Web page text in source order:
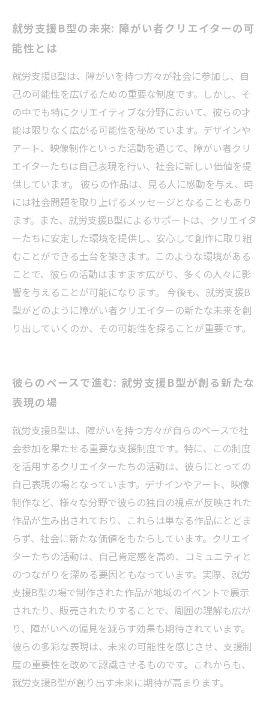
未来への影響: 就労支援B型の活動が社会に与え
る価値
未来を創る力: 就労支援B型におけるクリエイタ
ーの成長
共に描く未来: 就労支援B型が拓く新たな可能性
就労支援B型の未来: 障がい者クリエイターの可
能性とは
就労支援B型は、障がいを持つ方々が社会に参加し、自
己の可能性を広げるための重要な制度です。しかし、そ
の中でも特にクリエイティブな分野において、彼らの才
能は限りなく広がる可能性を秘めています。デザインや
アート、映像制作といった活動を通じて、障がい者クリ
エイターたちは自己表現を行い、社会に新しい価値を提
供しています。 彼らの作品は、見る人に感動を与え、時
には社会問題を取り上げるメッセージとなることもあり
ます。また、就労支援B型によるサポートは、クリエイタ
ーたちに安定した環境を提供し、安心して創作に取り組
むことができる土台を築きます。このような環境がある
ことで、彼らの活動はますます広がり、多くの人々に影
響を与えることが可能になります。 今後も、就労支援B
型がどのように障がい者クリエイターの新たな未来を創
り出していくのか、その可能性を探ることが重要です。
彼らのペースで進む: 就労支援B型が創る新たな
表現の場
就労支援B型は、障がいを持つ方々が自らのペースで社
会参加を果たせる重要な支援制度です。特に、この制度
を活用するクリエイターたちの活動は、彼らにとっての
自己表現の場となっています。デザインやアート、映像
制作など、様々な分野で彼らの独自の視点が反映された
作品が生み出されており、これらは単なる作品にとどま
らず、社会に新たな価値をもたらしています。クリエイ
ターたちの活動は、自己肯定感を高め、コミュニティと
のつながりを深める要因ともなっています。実際、就労
支援B型の場で制作された作品が地域のイベントで展示
されたり、販売されたりすることで、周囲の理解も広が
り、障がいへの偏見を減らす効果も期待されています。
彼らの多彩な表現は、未来の可能性を感じさせ、支援制
度の重要性を改めて認識させるものです。これからも、
就労支援B型が創り出す未来に期待が高まります。